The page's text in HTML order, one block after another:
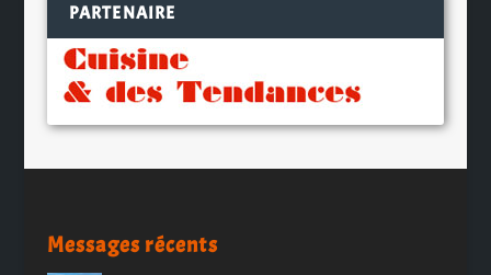
PARTENAIRE
Messages récents